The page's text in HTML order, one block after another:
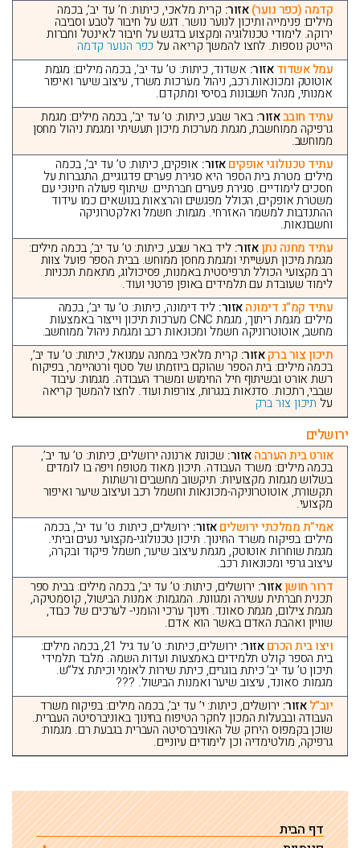
קדמה (כפר נוער)אזור: קרית מלאכי, כיתות: ח’ עד יב’, בכמה
מילים: פנימייה ותיכון לנוער נושר. דגש על חיבור לטבע וסביבה
ירוקה. לימודי טכנולוגיה ומקצוע בדגש על חיבור לאינטל וחברות
הייטק נוספות. לחצו להמשך קריאה על כפר הנוער קדמה
עמל אשדודאזור: אשדוד, כיתות: ט’ עד יב’, בכמה מילים: מגמת
אוטוטק ומכונאות רכב, ניהול מערכות משרד, עיצוב שיער ואיפור
אמנותי, מנהל חשבונות בסיסי ומתקדם.
עתיד חובבאזור: באר שבע, כיתות: ט’ עד יב’, בכמה מילים: מגמת
גרפיקה ממוחשבת, מגמת מערכות מיכון תעשיתי ומגמת ניהול מחסן
ממוחשב.
עתיד טכנולוגי אופקיםאזור: אופקים, כיתות: ט’ עד יב’, בכמה
מילים: מטרת בית הספר היא סגירת פערים פדגוגיים, התגברות על
חסכים לימודיים. סגירת פערים חברתיים. שיתוף פעולה חינוכי עם
משטרת אופקים, הכולל מפגשים והרצאות בנושאים כמו עידוד
ההתנדבות למשמר האזרחי. מגמות: חשמל ואלקטרוניקה
וחשבונאות.
עתיד מחנה נתןאזור: ליד באר שבע, כיתות: ט’ עד יב’, בכמה מילים:
מגמת מיכון תעשייתי ומגמת מחסן ממוחש. בבית הספר פועל צוות
רב מקצועי הכולל תרפיסטית באמנות, פסיכולוג, מתאמת תכניות
לימוד שעובדת עם תלמידים באופן פרטני ועוד.
עתיד קמ”ג דימונהאזור: ליד דימונה, כיתות: ט’ עד יב’, בכמה
מילים: מגמת ריתוך, מגמת CNC מערכות תיכון וייצור באמצעות
מחשב, אוטוטרוניקה חשמל ומכונאות רכב ומגמת ניהול ממוחשב.
תיכון צור ברקאזור: קרית מלאכי במחנה עמנואל, כיתות: ט’ עד יב’,
בכמה מילים: בית הספר שהוקם ביוזמתו של סטף ורטהיימר, בפיקוח
רשת אורט ובשיתוף חיל החימוש ומשרד העבודה. מגמות: עיבוד
שבבי, רתכות. סדנאות בנגרות, צורפות ועוד. לחצו להמשך קריאה
על תיכון צור ברק
ירושלים
אורט בית הערבהאזור: שכונת ארנונה ירושלים, כיתות: ט’ עד יב’,
בכמה מילים: משרד העבודה. תיכון מאוד מטופח ויפה בו לומדים
בשלוש מגמות מקצועיות: תיקשוב מחשבים ורשתות
תקשורת, אוטוטרוניקה-מכונאות וחשמל רכב ועיצוב שיער ואיפור
מקצועי.
אמי”ת ממלכתי ירושליםאזור: ירושלים, כיתות: ט’ עד יב’, בכמה
מילים: בפיקוח משרד החינוך. תיכון טכנולוגי-מקצועי נעים וביתי.
מגמת שוחרות אוטוטק, מגמת עיצוב שיער, חשמל פיקוד ובקרה,
עיצוב גרפי ומכונאות רכב.
דרור חושןאזור: ירושלים, כיתות: ט’ עד יב’, בכמה מילים: בבית ספר
תכנית חברתית עשירה ומגוונת. המגמות: אמנות הבישול, קוסמטיקה,
מגמת צילום, מגמת סאונד. חינוך ערכי והומני- לערכים של כבוד,
שוויון ואהבת האדם באשר הוא אדם.
ויצו בית הכרםאזור: ירושלים, כיתות: ט’ עד גיל 21, בכמה מילים:
בית הספר קולט תלמידים באמצעות ועדות השמה. מלבד תלמידי
תיכון ט’ עד יב’ כיתת בוגרים, כיתת שירות לאומי וכיתת צל”ש.
מגמות: סאונד, עיצוב שיער ואמנות הבישול. ???
יוב”לאזור: ירושלים, כיתות: י’ עד יב’, בכמה מילים: בפיקוח משרד
העבודה ובבעלות המכון לחקר הטיפוח בחינוך באוניברסיטה העברית.
שוכן בקמפוס הירוק של האוניברסיטה העברית בגבעת רם. מגמות:
גרפיקה, מולטימדיה וכן לימודים עיוניים.
דף הבית